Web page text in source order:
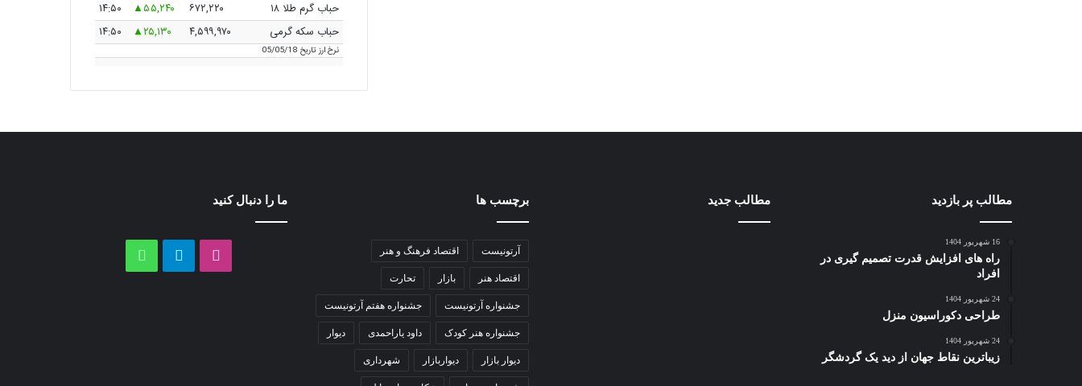
حباب گرم طلا ۱۸
۶۷۲,۲۲۰ ۵۵,۲۴۰
۱۴:۵۰
حباب سکه گرمی
۴,۵۹۹,۹۷۰ ۲۵,۱۳۰ ۱۴:۵۰
نرخ ارزتاریخ 05/05/18
مطالب پر بازدید
16 شهریور 1404
راه های افزایش قدرت تصمیم گیری در
افراد
24 شهریور 1404
طراحی دکوراسیون منزل
24 شهریور 1404
زیباترین نقاط جهان از دید یک گردشگر
مطالب جدید برچسب ها
آرتونیست اقتصاد فرهنگ و هنر
اقتصاد هنر بازار تحارت
جشنواره آرتونیست جشنواره هفتم آرتونیست
جشنواره هنر کودک داود یاراحمدی دیوار
دیوار بازار دیواربازار شهرداری
ما را دنبال کنید
اینستاگرامتلگرام